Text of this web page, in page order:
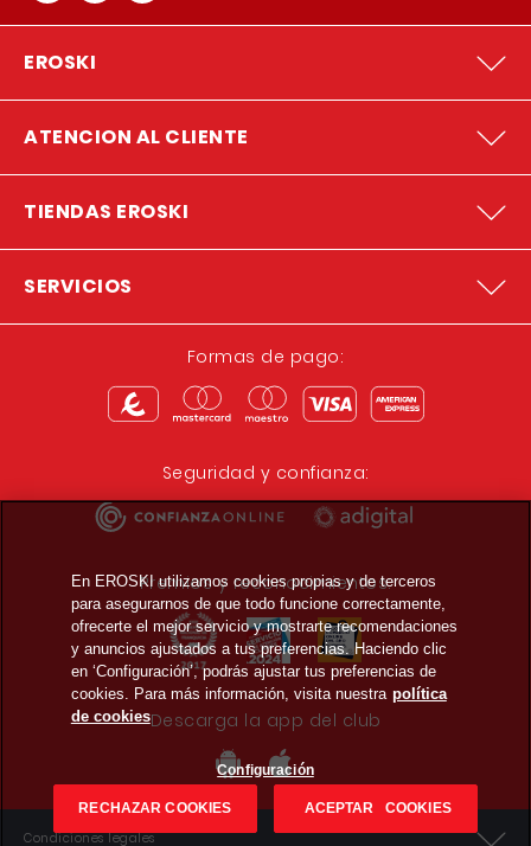
EROSKI
ATENCION AL CLIENTE
TIENDAS EROSKI
SERVICIOS
Formas de pago:
Seguridad y confianza:
Premios y reconocimientos:
Descarga la app del club
Condiciones legales
En EROSKI utilizamos cookies propias y de terceros
para asegurarnos de que todo funcione correctamente,
ofrecerte el mejor servicio y mostrarte recomendaciones
y anuncios ajustados a tus preferencias. Haciendo clic
en ‘Configuración’, podrás ajustar tus preferencias de
cookies. Para más información, visita nuestra política
de cookies
Configuración
RECHAZAR COOKIES ACEPTAR COOKIES